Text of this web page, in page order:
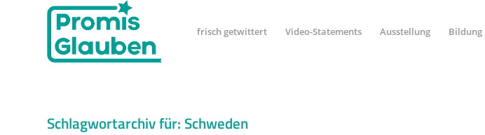
frisch getwittert Video-Statements Ausstellung Bildung
Schlagwortarchiv für:Schweden